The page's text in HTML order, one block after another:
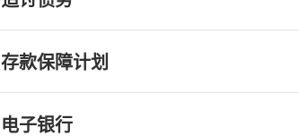
存款保障计划
电子银行